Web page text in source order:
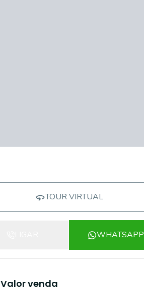
TOUR VIRTUAL
WHATSAPP
Valor venda